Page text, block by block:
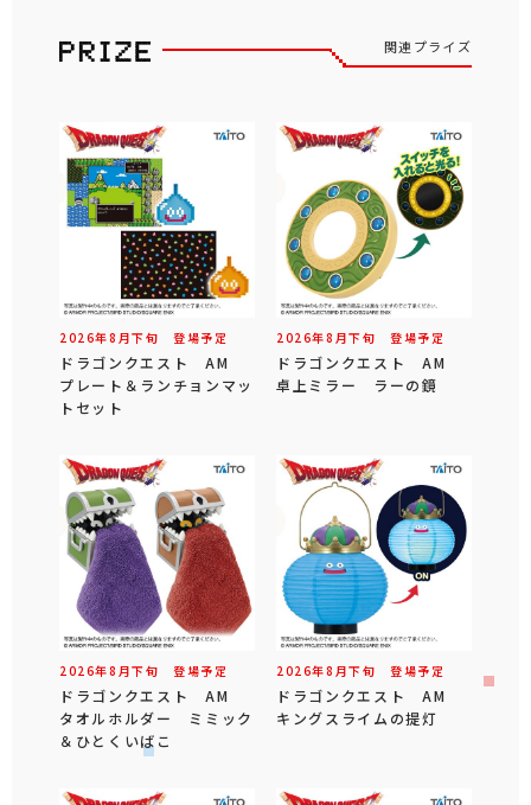
関連プライズ
2026年8 月下旬 登場予定
ドラゴンクエスト AM
プレート＆ランチョンマッ
トセット
2026年8 月下旬 登場予定
ドラゴンクエスト AM
卓上ミラー ラーの鏡
2026年8 月下旬 登場予定
ドラゴンクエスト AM
タオルホルダー ミミック
＆ひとくいばこ
2026年8 月下旬 登場予定
ドラゴンクエスト AM
キングスライムの提灯